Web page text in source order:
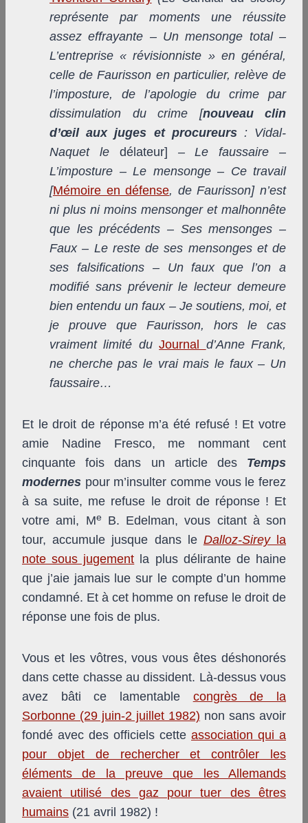
représente par moments une réussite
assez effrayante – Un mensonge total –
L’entreprise « révisionniste » en général,
celle de Faurisson en particulier, relève de
l’imposture, de l’apologie du crime par
dissimulation du crime [nouveau clin
d’œil aux juges et procureurs : Vidal-
Naquet le délateur] – Le faussaire –
L’imposture – Le mensonge – Ce travail
[Mémoire en défense, de Faurisson] n’est
ni plus ni moins mensonger et malhonnête
que les précédents – Ses mensonges –
Faux – Le reste de ses mensonges et de
ses falsifications – Un faux que l’on a
modifié sans prévenir le lecteur demeure
bien entendu un faux – Je soutiens, moi, et
je prouve que Faurisson, hors le cas
vraiment limité duJournal d’Anne Frank,
ne cherche pas le vrai mais le faux – Un
faussaire…
Et le droit de réponse m’a été refusé ! Et votre
amie Nadine Fresco, me nommant cent
cinquante fois dans un article des Temps
modernes pour m’insulter comme vous le ferez
à sa suite, me refuse le droit de réponse ! Et
votre ami, Me
B. Edelman, vous citant à son
tour, accumule jusque dans le Dalloz-Sirey la
note sous jugement la plus délirante de haine
que j’aie jamais lue sur le compte d’un homme
condamné. Et à cet homme on refuse le droit de
réponse une fois de plus.
Vous et les vôtres, vous vous êtes déshonorés
dans cette chasse au dissident. Là-dessus vous
avez bâti ce lamentable congrès de la
Sorbonne (29 juin-2 juillet 1982) non sans avoir
fondé avec des officiels cette association qui a
pour objet de rechercher et contrôler les
éléments de la preuve que les Allemands
avaient utilisé des gaz pour tuer des êtres
humains (21 avril 1982) !